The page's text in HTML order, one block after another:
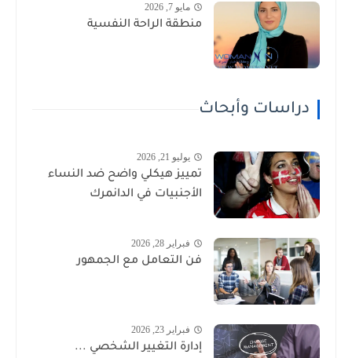
مايو 7, 2026
منطقة الراحة النفسية
دراسات وأبحاث
يوليو 21, 2026
تمييز هيكلي واضح ضد النساء
الأجنبيات في الدانمرك
فبراير 28, 2026
فن التعامل مع الجمهور
فبراير 23, 2026
إدارة التغيير الشخصي ...